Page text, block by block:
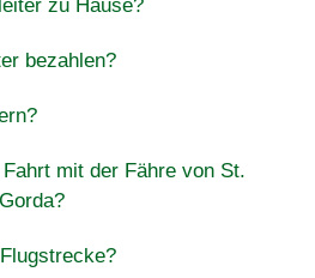
zu Hause?
bezahlen?
mit der Fähre von St.